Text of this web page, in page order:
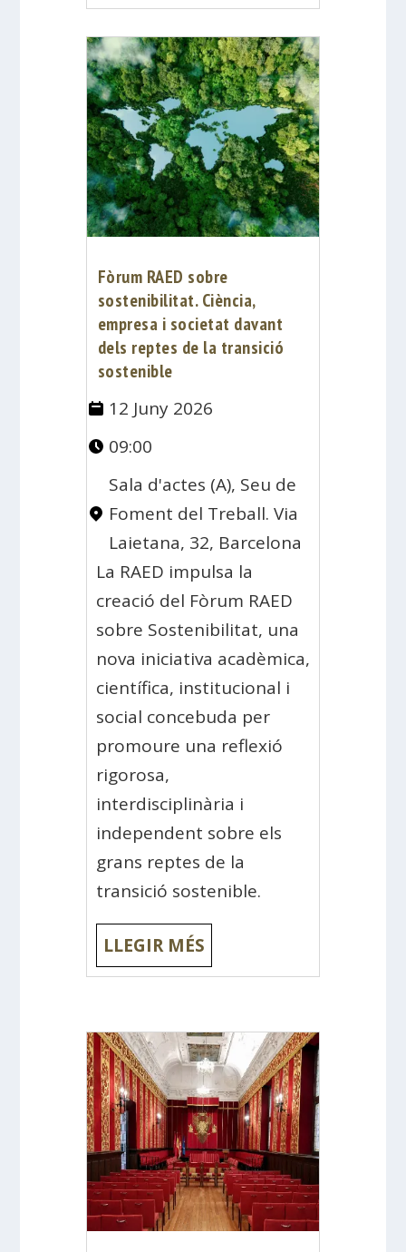
Fòrum RAED sobre
sostenibilitat. Ciència,
empresa i societat davant
dels reptes de la transició
sostenible
12 Juny 2026
09:00
Sala d'actes (A), Seu de
Foment del Treball. Via
Laietana, 32, Barcelona
La RAED impulsa la
creació del Fòrum RAED
sobre Sostenibilitat, una
nova iniciativa acadèmica,
científica, institucional i
social concebuda per
promoure una reflexió
rigorosa,
interdisciplinària i
independent sobre els
grans reptes de la
transició sostenible.
LLEGIR MÉS